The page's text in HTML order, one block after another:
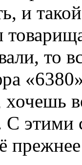
и
то
С